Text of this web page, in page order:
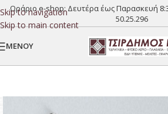
Skip to navigation
Skip to main content
Ωράριο e-shop: Δευτέρα έως Παρασκευή
50.25.296
MENOY